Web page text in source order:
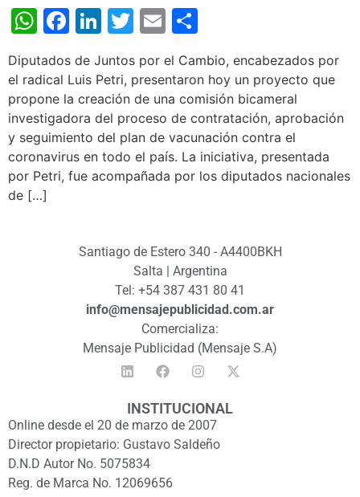
WhatsApp
Facebook
LinkedIn
Twitter
Email
Diputados de Juntos por el Cambio, encabezados por
el radical Luis Petri, presentaron hoy un proyecto que
propone la creación de una comisión bicameral
investigadora del proceso de contratación, aprobación
y seguimiento del plan de vacunación contra el
coronavirus en todo el país. La iniciativa, presentada
por Petri, fue acompañada por los diputados nacionales
de […]
Santiago de Estero 340 - A4400BKH
Salta | Argentina
Tel: +54 387 431 80 41
info@mensajepublicidad.com.ar
Comercializa:
Mensaje Publicidad (Mensaje S.A)
INSTITUCIONAL
Online desde el 20 de marzo de 2007
Director propietario: Gustavo Saldeño
D.N.D Autor No. 5075834
Reg. de Marca No. 12069656